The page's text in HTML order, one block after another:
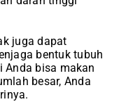
juga dapat
bentuk tubuh
Anda bisa makan
besar, Anda